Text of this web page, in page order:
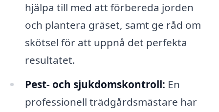
hjälpa till med att förbereda jorden
och plantera gräset, samt ge råd om
skötsel för att uppnå det perfekta
resultatet.
Pest- och sjukdomskontroll: En
professionell trädgårdsmästare har